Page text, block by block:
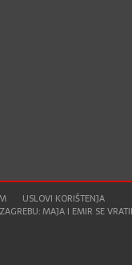
USLOVI KORIŠTENJA
MAJA I EMIR SE